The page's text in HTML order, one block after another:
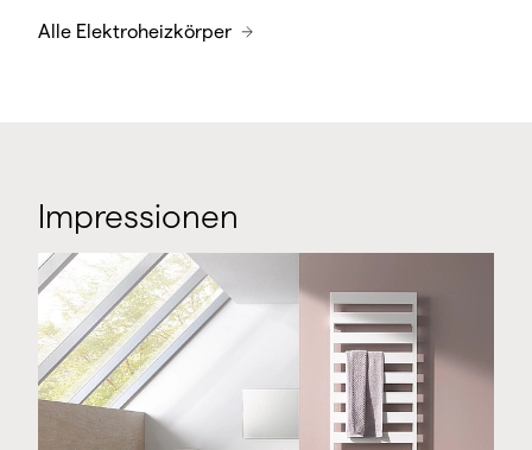
Alle Elektroheizkörper
Impressionen